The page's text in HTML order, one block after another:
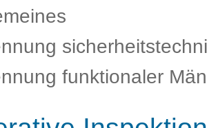
funktionaler